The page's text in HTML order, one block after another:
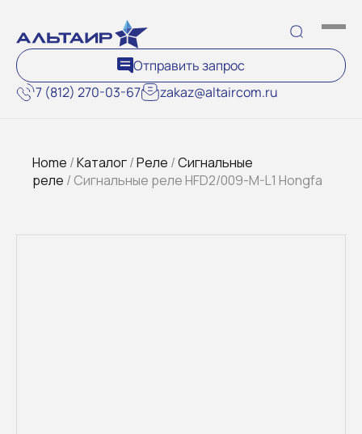
7 (812) 270-03-67 zakaz@altaircom.ru
Отправить запрос
Home /Каталог/Реле /Сигнальные
реле / Сигнальные реле HFD2/009-M-L1 Hongfa